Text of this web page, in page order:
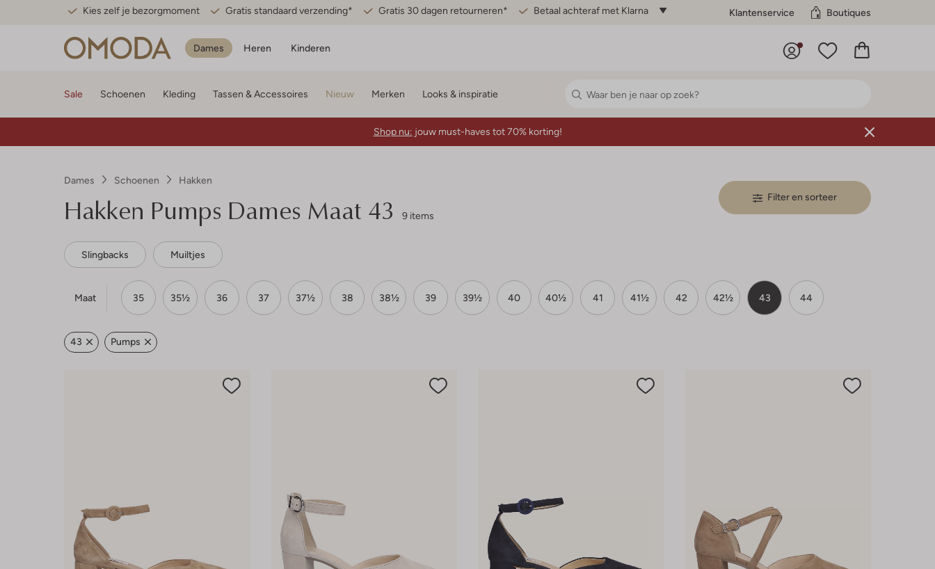
Kies zelf je bezorgmoment Gratis standaard verzending* Gratis 30 dagen retourneren* Betaal achteraf met Klarna Klantenservice Boutiques
Dames Heren Kinderen
Sale Schoenen Kleding Tassen & Accessoires Nieuw Merken Looks & inspiratie
Shop nu: jouw must-haves tot 70% korting!
Dames Schoenen Hakken
Hakken Pumps Dames Maat 43 9 items
Filter en sorteer
Slingbacks Muiltjes
Maat 35 35½ 36 37 37½ 38 38½ 39 39½ 40 40½ 41 41½ 42 42½ 43 44
43 Pumps